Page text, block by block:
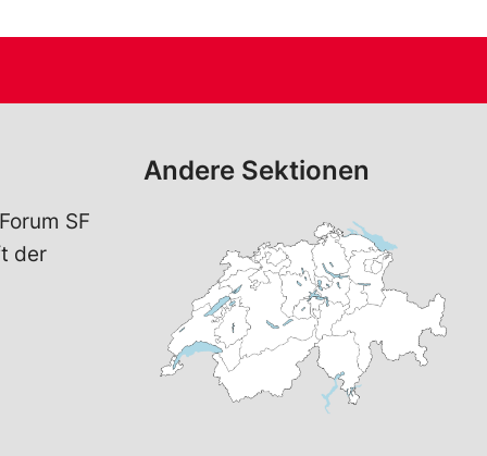
SF
der
Andere Sektionen